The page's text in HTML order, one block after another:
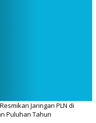
Jaringan PLN di
Puluhan Tahun